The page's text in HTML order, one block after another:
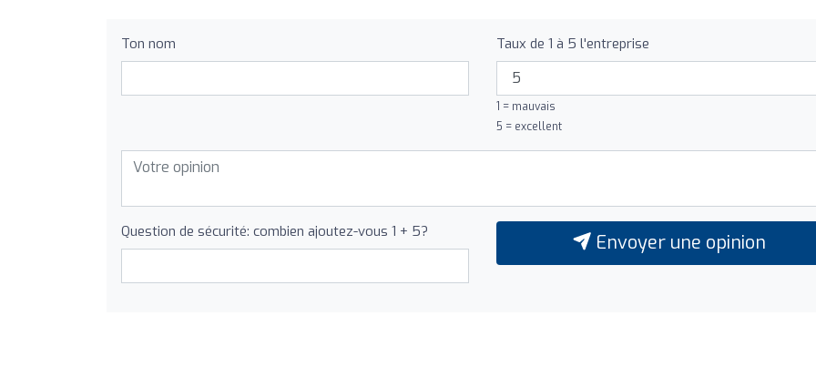
Ton nom Taux de 1 à 5 l'entreprise
1 = mauvais
5 = excellent
Question de sécurité: combien ajoutez-vous 1 + 5? Envoyer une opinion